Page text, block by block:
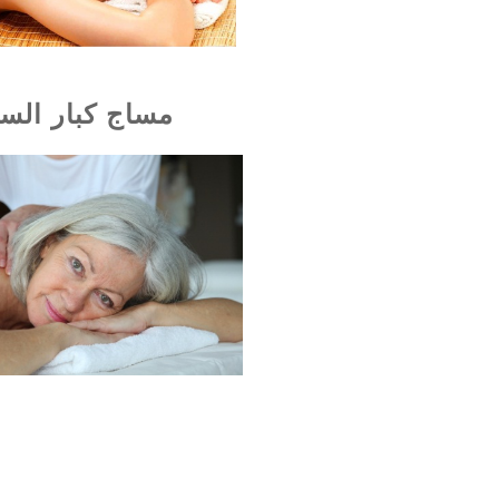
مساج كبار